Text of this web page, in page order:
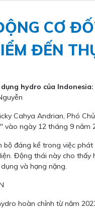
CƠ
ĐẾN
hydro của
Cahya Andrian, Phó
vào ngày 12 tháng 9 năm
đáng kể trong việc
Động thái này cho
và hạng nặng.
hoàn chỉnh từ năm